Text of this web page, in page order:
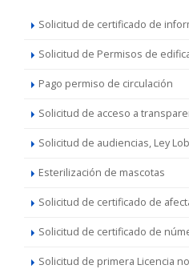
Solicitud de certificado de
Solicitud de Permisos de
Pago permiso de circulación
Solicitud de acceso a
Solicitud de audiencias, Ley
Esterilización de mascotas
Solicitud de certificado de
Solicitud de certificado de
Solicitud de primera Licencia